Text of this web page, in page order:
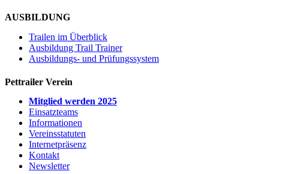
AUSBILDUNG
Trailen im Überblick
Ausbildung Trail Trainer
Ausbildungs- und Prüfungssystem
Pettrailer Verein
Mitglied werden 2025
Einsatzteams
Informationen
Vereinsstatuten
Internetpräsenz
Kontakt
Newsletter